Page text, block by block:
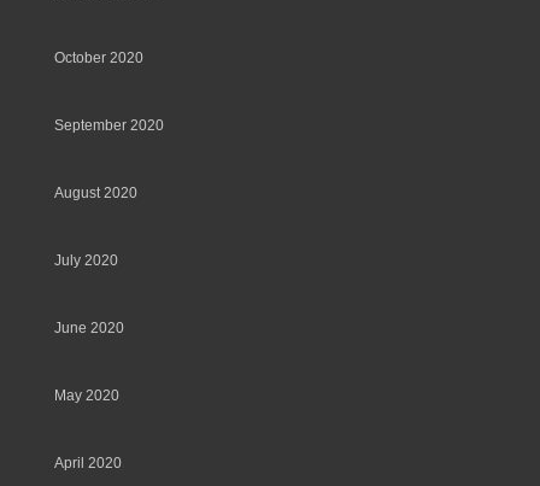
October 2020
September 2020
August 2020
July 2020
June 2020
May 2020
April 2020